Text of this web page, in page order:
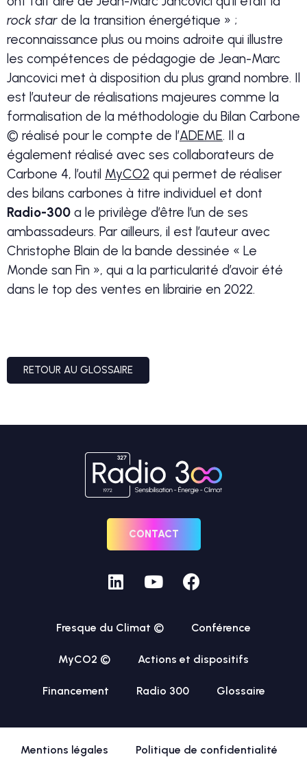
rock star de la transition énergétique » ;
reconnaissance plus ou moins adroite qui illustre
les compétences de pédagogie de Jean-Marc
Jancovici met à disposition du plus grand nombre. Il
est l’auteur de réalisations majeures comme la
formalisation de la méthodologie du Bilan Carbone
© réalisé pour le compte de l’ADEME. Il a
également réalisé avec ses collaborateurs de
Carbone 4, l’outil MyCO2 qui permet de réaliser
des bilans carbones à titre individuel et dont
Radio-300 a le privilège d’être l’un de ses
ambassadeurs. Par ailleurs, il est l’auteur avec
Christophe Blain de la bande dessinée « Le
Monde san Fin », qui a la particularité d’avoir été
dans le top des ventes en librairie en 2022.
RETOUR AU GLOSSAIRE
CONTACT
Fresque du Climat © Conférence
MyCO2 © Actions et dispositifs
Financement Radio 300 Glossaire
Mentions légales Politique de confidentialité